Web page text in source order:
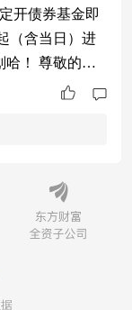
开债券基金即
（含当日）进
哈！ 尊敬的持
年定开债券基
与赎回时间有
月13日 赎回时